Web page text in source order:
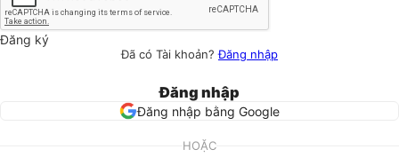
Đăng ký
Đã có Tài khoản?Đăng nhập
Đăng nhập
Đăng nhập bằng Google
HOẶC